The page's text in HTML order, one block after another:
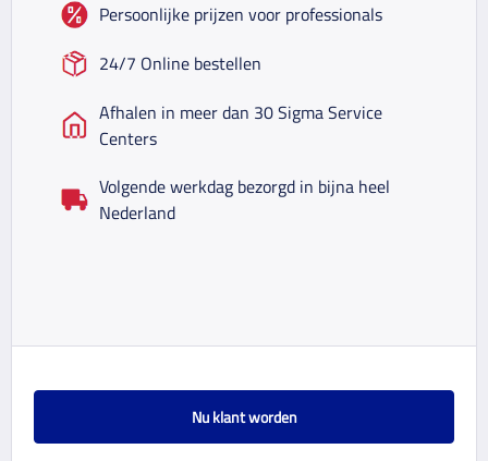
Persoonlijke prijzen voor professionals
24/7 Online bestellen
Afhalen in meer dan 30 Sigma Service
Centers
Volgende werkdag bezorgd in bijna heel
Nederland
Nu klant worden